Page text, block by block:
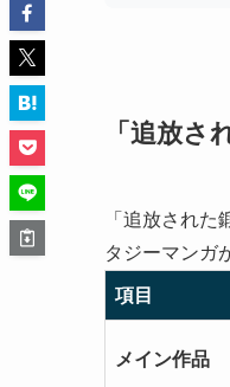
「追放
「追放され
タジーマンガ
項目
メイン作品